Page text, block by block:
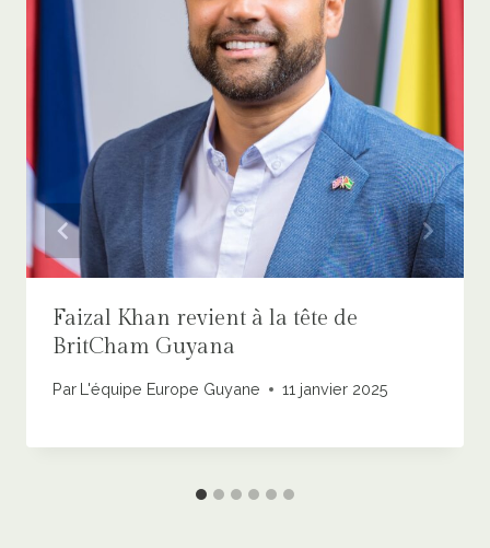
Faizal Khan revient à la tête de
BritCham Guyana
Par L'équipe Europe Guyane 11 janvier 2025